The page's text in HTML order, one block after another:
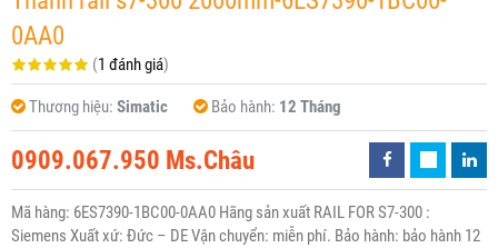
0AA0
(1 đánh giá)
Thương hiệu: Simatic Bảo hành: 12 Tháng
0909.067.950 Ms.Châu
Mã hàng: 6ES7390-1BC00-0AA0 Hãng sản xuất RAIL FOR S7-300 :
Siemens Xuất xứ: Đức – DE Vận chuyển: miễn phí. Bảo hành: bảo hành 12